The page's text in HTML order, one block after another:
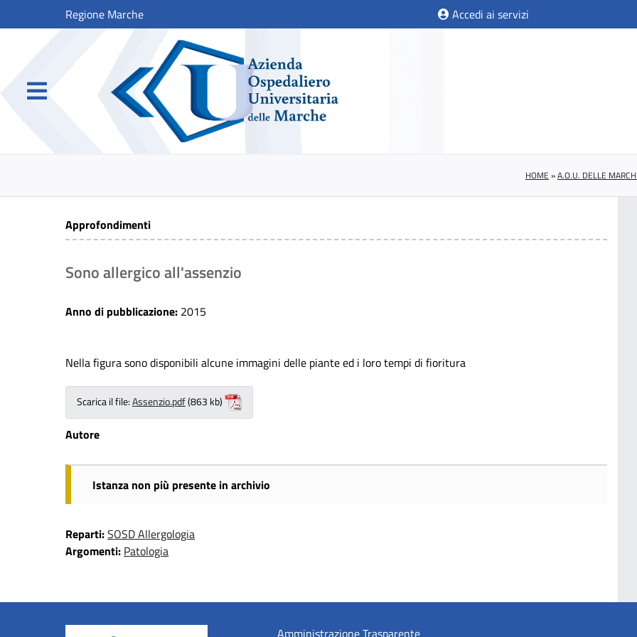
Regione Marche Accedi ai servizi
HOME »A.O.U. DELLE
Approfondimenti
Sono allergico all'assenzio
Anno di pubblicazione: 2015
Nella figura sono disponibili alcune immagini delle piante ed i loro tempi di fioritura
Scarica il file:Assenzio.pdf(863 kb)
Autore
Istanza non più presente in archivio
Reparti:SOSD Allergologia
Argomenti: Patologia